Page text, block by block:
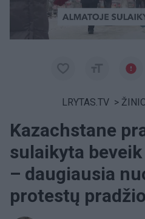
LRYTAS.TV >
Kazachstane
sulaikyta
– daugiausia
protestų